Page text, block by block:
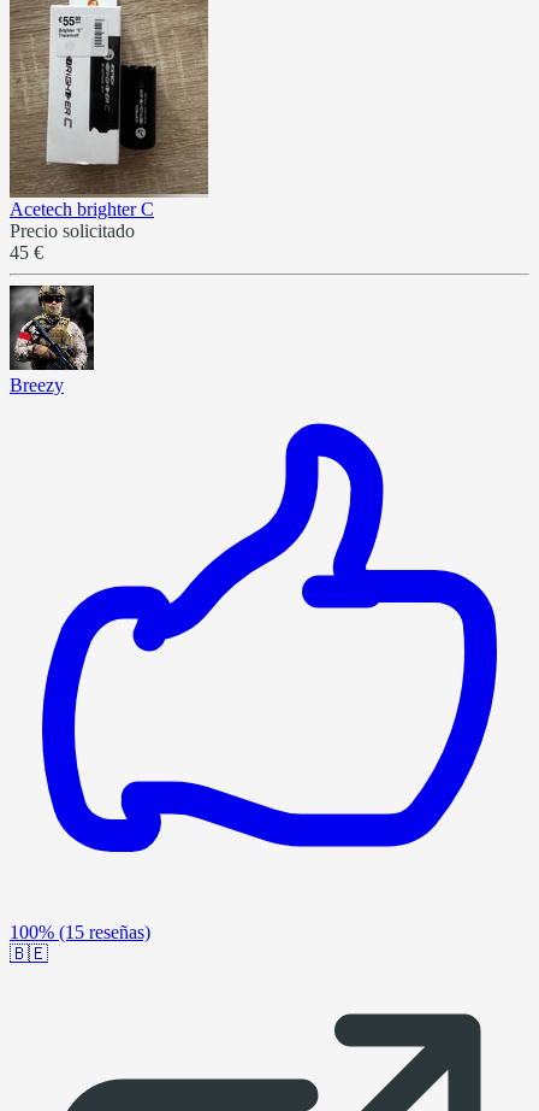
Acetech brighter C
Precio solicitado
45 €
Breezy
100% (15 reseñas)
🇧🇪